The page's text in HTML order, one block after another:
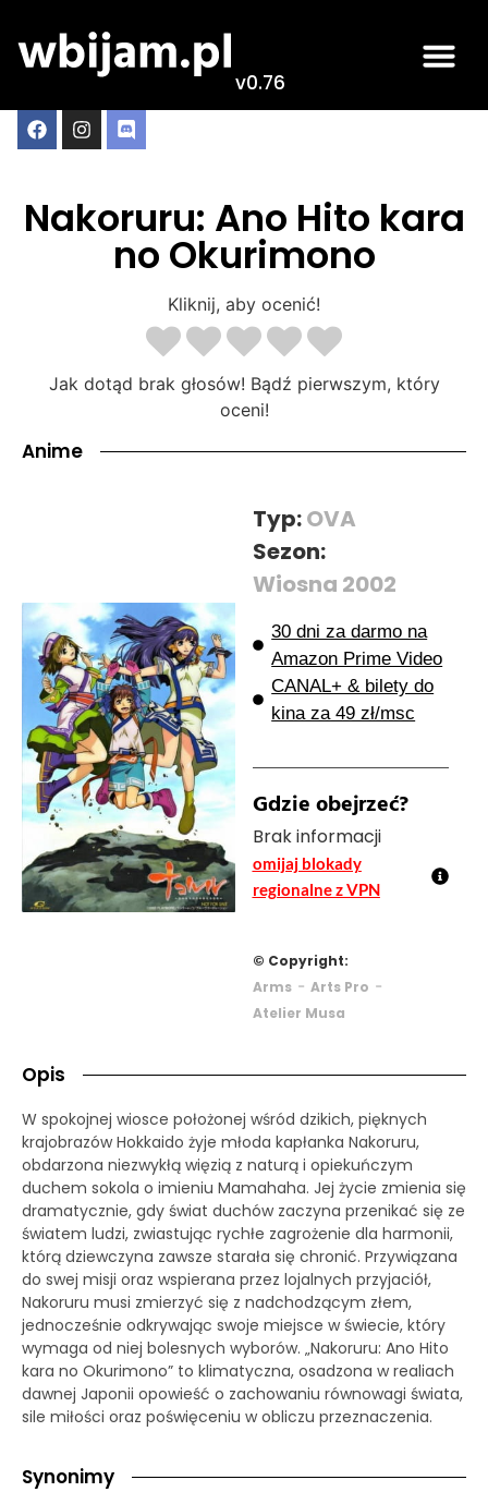
v0.76
Nakoruru: Ano Hito kara
no Okurimono
Kliknij, aby ocenić!
Jak dotąd brak głosów! Bądź pierwszym, który
oceni!
Anime
Typ:OVA
Sezon:
Wiosna 2002
30 dni za darmo na
Amazon Prime Video
CANAL+ & bilety do
kina za 49 zł/msc
Gdzie obejrzeć?
Brak informacji
omijaj blokady
regionalne z VPN
© Copyright:
Arms- Arts Pro -
Atelier Musa
Opis
W spokojnej wiosce położonej wśród dzikich, pięknych
krajobrazów Hokkaido żyje młoda kapłanka Nakoruru,
obdarzona niezwykłą więzią z naturą i opiekuńczym
duchem sokola o imieniu Mamahaha. Jej życie zmienia się
dramatycznie, gdy świat duchów zaczyna przenikać się ze
światem ludzi, zwiastując rychłe zagrożenie dla harmonii,
którą dziewczyna zawsze starała się chronić. Przywiązana
do swej misji oraz wspierana przez lojalnych przyjaciół,
Nakoruru musi zmierzyć się z nadchodzącym złem,
jednocześnie odkrywając swoje miejsce w świecie, który
wymaga od niej bolesnych wyborów. „Nakoruru: Ano Hito
kara no Okurimono” to klimatyczna, osadzona w realiach
dawnej Japonii opowieść o zachowaniu równowagi świata,
sile miłości oraz poświęceniu w obliczu przeznaczenia.
Synonimy